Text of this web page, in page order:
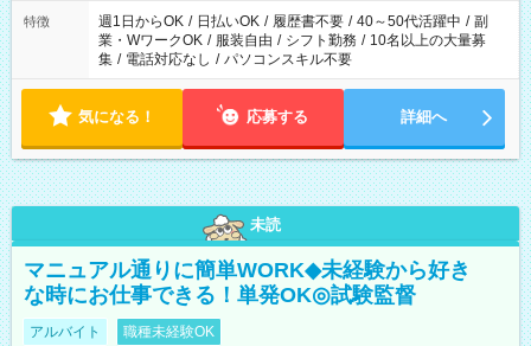
特徴 週1日からOK / 日払いOK / 履歴書不要 / 40～50代活躍中 / 副
業・WワークOK / 服装自由 / シフト勤務 / 10名以上の大量募
集 / 電話対応なし / パソコンスキル不要
気になる！ 応募する 詳細へ
未読
マニュアル通りに簡単WORK◆未経験から好き
な時にお仕事できる！単発OK◎試験監督
アルバイト 職種未経験OK